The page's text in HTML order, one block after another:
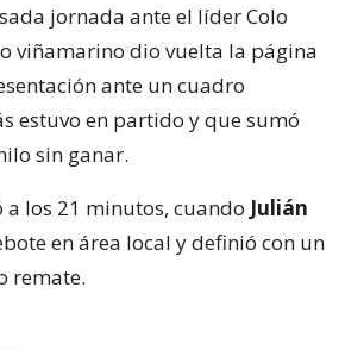
jornada ante el líder Colo
viñamarino dio vuelta la página
ante un cuadro
estuvo en partido y que sumó
sin ganar.
a los 21 minutos, cuando Julián
en área local y definió con un
remate.